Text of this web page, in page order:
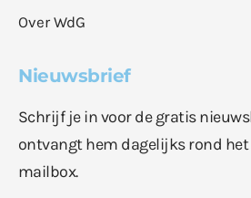
Over WdG
Nieuwsbrief
Schrijf je in voor de gratis
ontvangt hem dagelijks rond
mailbox.